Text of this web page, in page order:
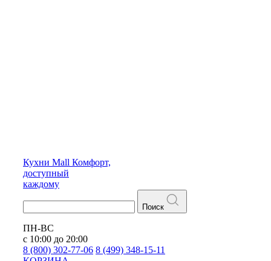
Кухни Mall Комфорт,
доступный
каждому
Поиск
ПН-ВС
с 10:00 до 20:00
8 (800) 302-77-06 8 (499) 348-15-11